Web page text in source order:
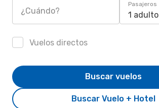
¿Cuándo?
Pasajeros
1 adulto
Vuelos directos
Buscar Vuelo + Hotel
Buscar vuelos